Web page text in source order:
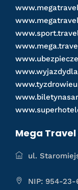
Mega Travel
ul.
NIP: 954-23-